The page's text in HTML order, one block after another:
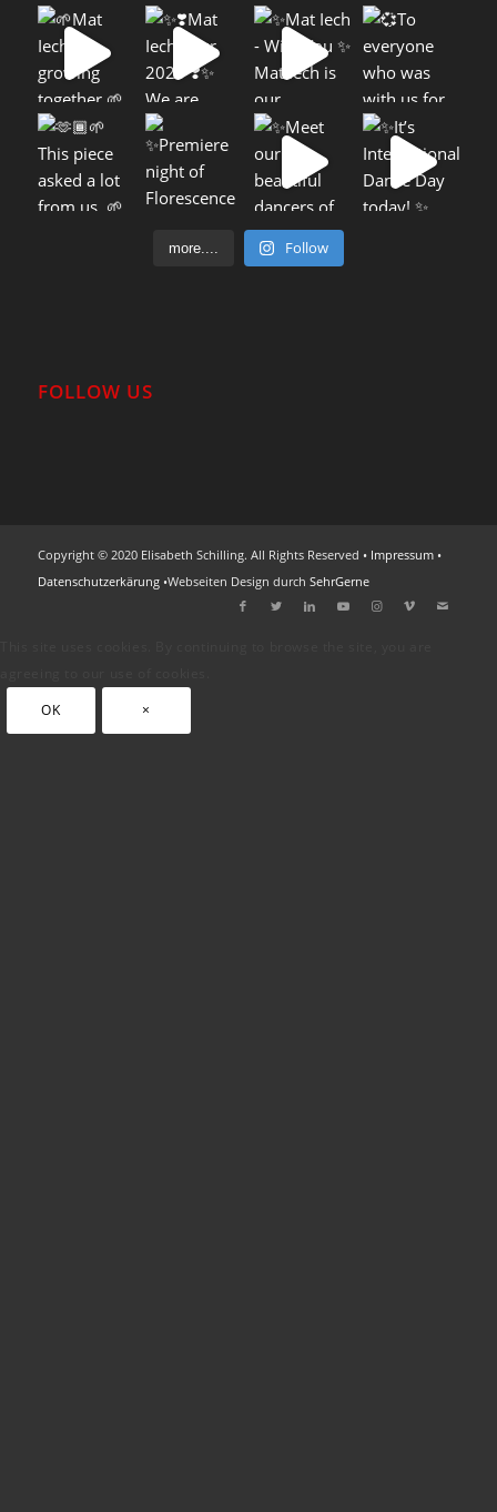
more.... Follow
FOLLOW US
Copyright © 2020 Elisabeth Schilling. All Rights Reserved • Impressum•
Datenschutzerkärung•Webseiten Design durch SehrGerne
OK
×